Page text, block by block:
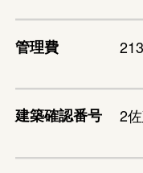
管理費
建築確認番号 2